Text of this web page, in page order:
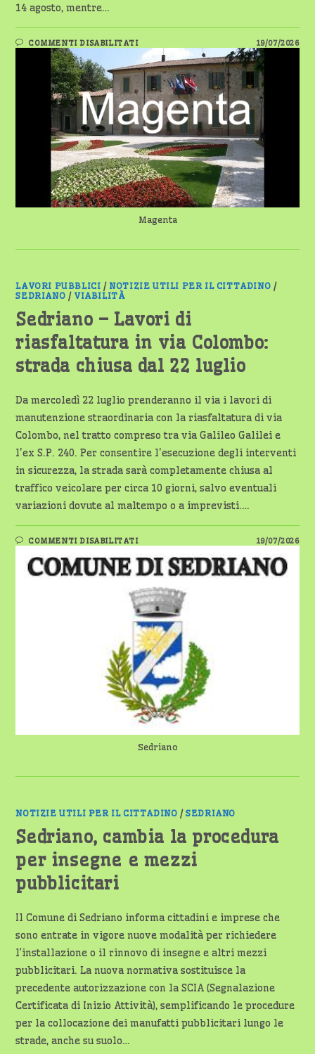
14 agosto, mentre…
COMMENTI DISABILITATISU
MAGENTA,
CHIUSURE
ESTIVE
PER
LE
FARMACIE
COMUNALI:
IL
CALENDARIO
E
I
SERVIZI
DI
SUPPORTO
19/07/2026
Magenta
LAVORI PUBBLICI /NOTIZIE UTILI PER IL CITTADINO /
SEDRIANO / VIABILITÀ
Sedriano – Lavori di
riasfaltatura in via Colombo:
strada chiusa dal 22 luglio
Da mercoledì 22 luglio prenderanno il via i lavori di
manutenzione straordinaria con la riasfaltatura di via
Colombo, nel tratto compreso tra via Galileo Galilei e
l'ex S.P. 240. Per consentire l'esecuzione degli interventi
in sicurezza, la strada sarà completamente chiusa al
traffico veicolare per circa 10 giorni, salvo eventuali
variazioni dovute al maltempo o a imprevisti.…
COMMENTI DISABILITATISU
SEDRIANO
–
LAVORI
DI
RIASFALTATURA
IN
VIA
COLOMBO:
STRADA
CHIUSA
DAL
22
LUGLIO
19/07/2026
Sedriano
NOTIZIE UTILI PER IL CITTADINO /SEDRIANO
Sedriano, cambia la procedura
per insegne e mezzi
pubblicitari
Il Comune di Sedriano informa cittadini e imprese che
sono entrate in vigore nuove modalità per richiedere
l’installazione o il rinnovo di insegne e altri mezzi
pubblicitari. La nuova normativa sostituisce la
precedente autorizzazione con la SCIA (Segnalazione
Certificata di Inizio Attività), semplificando le procedure
per la collocazione dei manufatti pubblicitari lungo le
strade, anche su suolo…